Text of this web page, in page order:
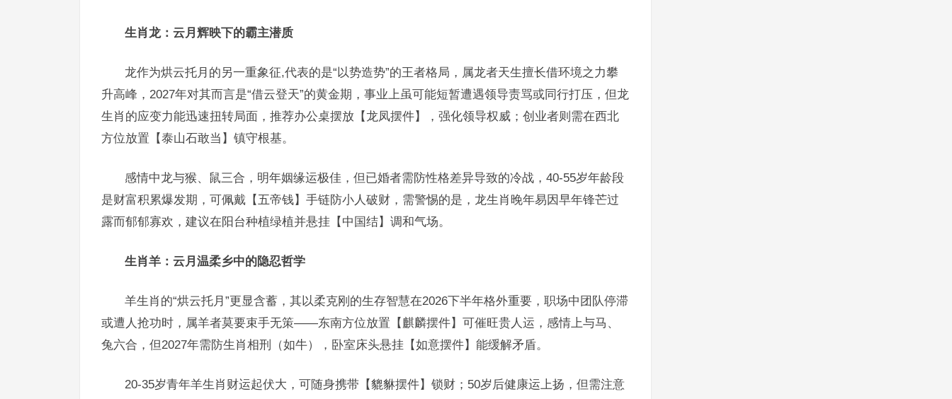
生肖龙：云月辉映下的霸主潜质
龙作为烘云托月的另一重象征,代表的是“以势造势”的王者格局，属龙者天生擅长借环境之力攀
升高峰，2027年对其而言是“借云登天”的黄金期，事业上虽可能短暂遭遇领导责骂或同行打压，但龙
生肖的应变力能迅速扭转局面，推荐办公桌摆放【龙凤摆件】，强化领导权威；创业者则需在西北
方位放置【泰山石敢当】镇守根基。
感情中龙与猴、鼠三合，明年姻缘运极佳，但已婚者需防性格差异导致的冷战，40-55岁年龄段
是财富积累爆发期，可佩戴【五帝钱】手链防小人破财，需警惕的是，龙生肖晚年易因早年锋芒过
露而郁郁寡欢，建议在阳台种植绿植并悬挂【中国结】调和气场。
生肖羊：云月温柔乡中的隐忍哲学
羊生肖的“烘云托月”更显含蓄，其以柔克刚的生存智慧在2026下半年格外重要，职场中团队停滞
或遭人抢功时，属羊者莫要束手无策——东南方位放置【麒麟摆件】可催旺贵人运，感情上与马、
兔六合，但2027年需防生肖相刑（如牛），卧室床头悬挂【如意摆件】能缓解矛盾。
20-35岁青年羊生肖财运起伏大，可随身携带【貔貅摆件】锁财；50岁后健康运上扬，但需注意